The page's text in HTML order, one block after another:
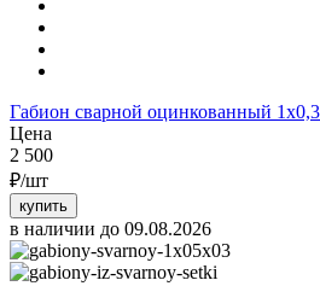
Габион сварной оцинкованный
Цена
2 500
₽/шт
купить
в наличии до 09.08.2026